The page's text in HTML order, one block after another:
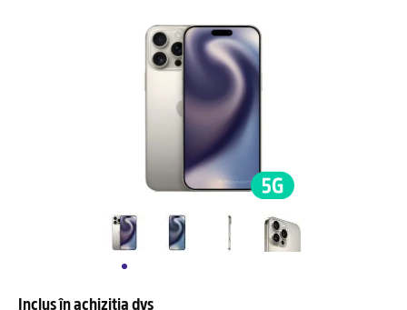
Inclus în achiziția dvs